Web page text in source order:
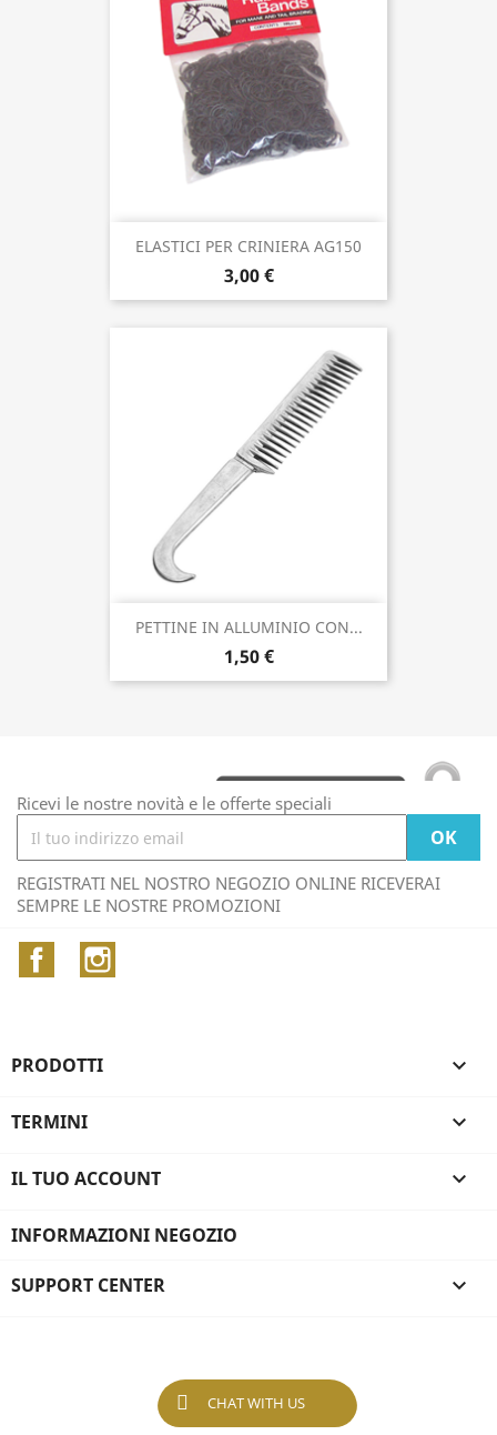
ELASTICI PER CRINIERA AG150
3,00 €
PETTINE IN ALLUMINIO CON...
1,50 €
Ricevi le nostre novità e le offerte speciali
REGISTRATI NEL NOSTRO NEGOZIO ONLINE RICEVERAI
SEMPRE LE NOSTRE PROMOZIONI
Facebook
PRODOTTI 
TERMINI 
IL TUO ACCOUNT 
INFORMAZIONI NEGOZIO
SUPPORT CENTER 
CHAT WITH US